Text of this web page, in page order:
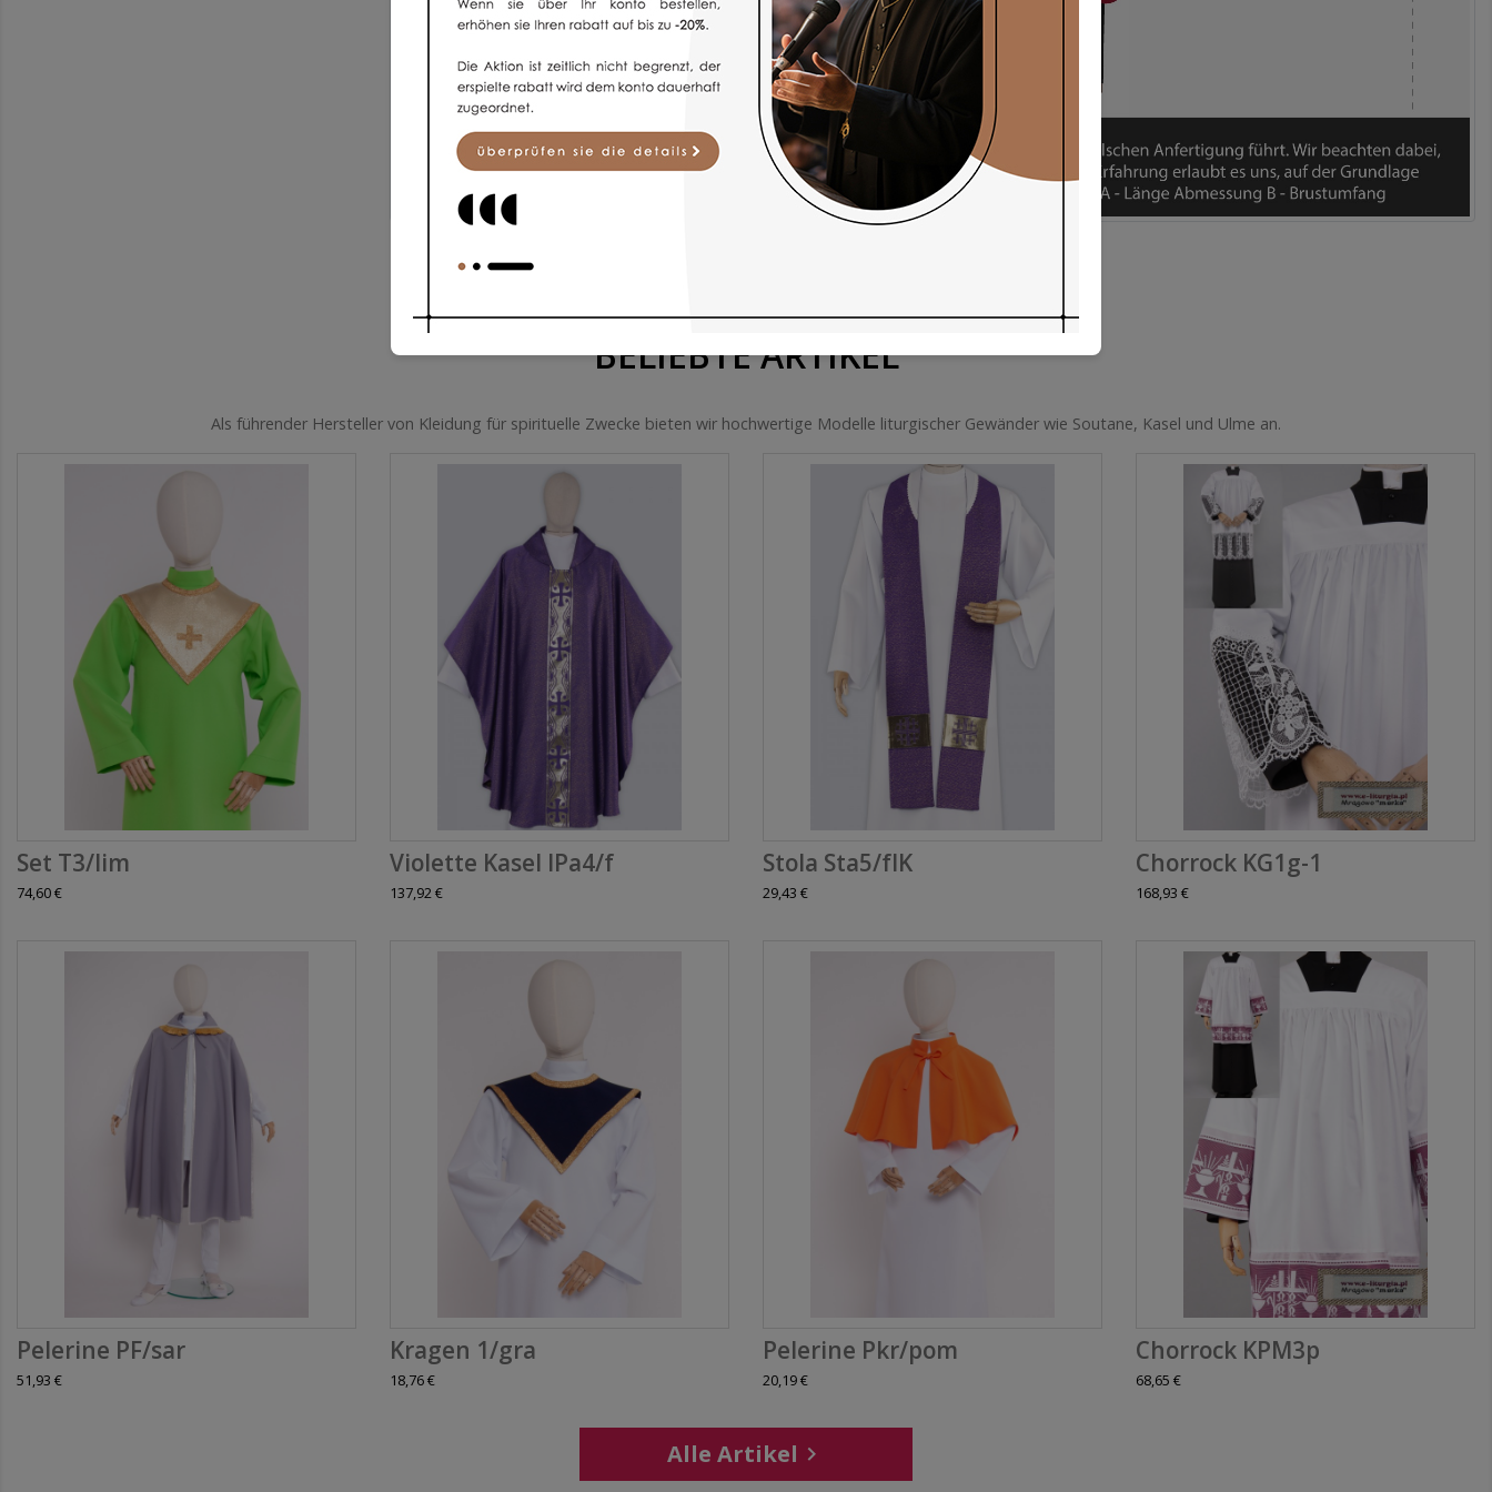
BELIEBTE ARTIKEL
Als führender Hersteller von Kleidung für spirituelle Zwecke bieten wir hochwertige Modelle liturgischer Gewänder wie Soutane, Kasel und Ulme an.
Set T3/lim
74,60 €
Violette Kasel IPa4/f
137,92 €
Stola Sta5/fIK
29,43 €
Chorrock KG1g-1
168,93 €
Pelerine PF/sar
51,93 €
Kragen 1/gra
18,76 €
Pelerine Pkr/pom
20,19 €
Chorrock KPM3p
68,65 €
Alle Artikel 